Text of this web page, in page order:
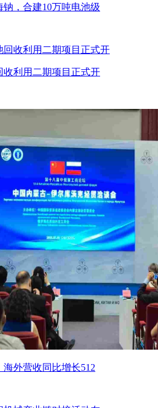
，合建10万吨电池级
收利用二期项目正式开
外营收同比增长512